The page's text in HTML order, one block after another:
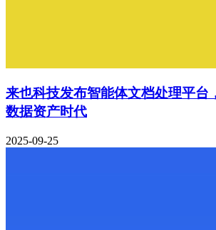
来也科技发布智能体文档处理平台
数据资产时代
2025-09-25